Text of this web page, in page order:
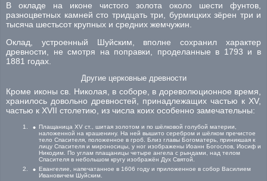
В окладе на иконе чистого золота около шести фунтов,
разноцветных камней сто тридцать три, бурмицких зёрен три и
тысяча шестьсот крупных и средних жемчужин.
Оклад, устроенный Шуйским, вполне сохранил характер
древности, не смотря на поправки, проделанные в 1793 и в
1881 годах.
Другие церковные древности
Кроме иконы св. Николая, в соборе, в дореволюционное время,
хранилось довольно древностей, принадлежащих частью к XV,
частью к XVII столетию, из числа коих особенно замечательны:
Плащаница XV ст., шитая золотом и по шёлковой голубой материи,
наложенной на крашенину. На ней вышито серебром и шёлком пречистое
тело Спасителя, положенное в гроб. Близ главы Богоматерь, приникшая к
лицу Спасителя и мироносицы, у ног изображены Иоанн Богослов, Иосиф и
Никодим. По углам плащаницы четыре ангела с рындами, над телом
Спасителя в небольшом кругу изображён Дух Святой.
Евангелие, напечатанное в 1606 году и приложенное в собор Василием
Ивановичем Шуйским.